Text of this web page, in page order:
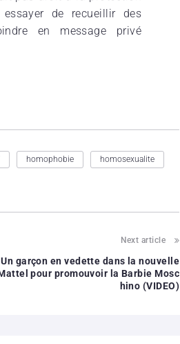
de recueillir des
en message privé
homophobie homosexualite
Next article
garçon en vedette dans la nouvelle
pour promouvoir la Barbie Mosc
hino (VIDEO)